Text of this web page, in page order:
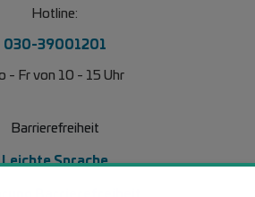
Hotline:
030-39001201
- Fr von 10 - 15 Uhr
Barrierefreiheit
Leichte Sprache